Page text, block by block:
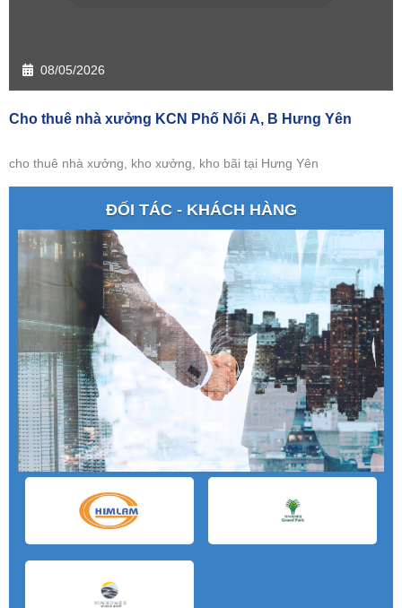
08/05/2026
Cho thuê nhà xưởng KCN Phố Nối A, B Hưng Yên
cho thuê nhà xưởng, kho xưởng, kho bãi tại Hưng Yên
ĐỐI TÁC - KHÁCH HÀNG